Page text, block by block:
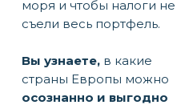
моря и чтобы налоги не
съели весь портфель.
Вы узнаете, в какие
страны Европы можно
осознанно и выгодно